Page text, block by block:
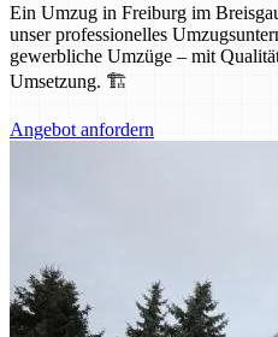
Ein Umzug in Freiburg im
unser professionelles
gewerbliche Umzüge – mit
Umsetzung. 🏗️
Angebot anfordern